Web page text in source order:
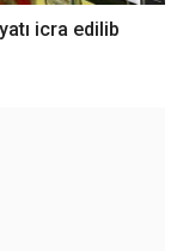
icra edilib